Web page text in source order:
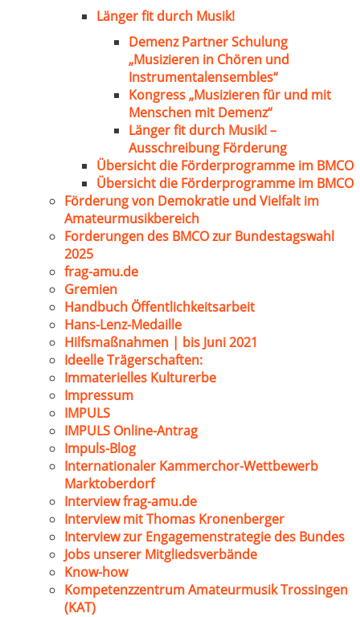
Länger fit durch Musik!
Demenz Partner Schulung
„Musizieren in Chören und
Instrumentalensembles“
Kongress „Musizieren für und mit
Menschen mit Demenz“
Länger fit durch Musik! –
Ausschreibung Förderung
Übersicht die Förderprogramme im BMCO
Übersicht die Förderprogramme im BMCO
Förderung von Demokratie und Vielfalt im
Amateurmusikbereich
Forderungen des BMCO zur Bundestagswahl
2025
frag-amu.de
Gremien
Handbuch Öffentlichkeitsarbeit
Hans-Lenz-Medaille
Hilfsmaßnahmen | bis Juni 2021
Ideelle Trägerschaften:
Immaterielles Kulturerbe
Impressum
IMPULS
IMPULS Online-Antrag
Impuls-Blog
Internationaler Kammerchor-Wettbewerb
Marktoberdorf
Interview frag-amu.de
Interview mit Thomas Kronenberger
Interview zur Engagemenstrategie des Bundes
Jobs unserer Mitgliedsverbände
Know-how
Kompetenzzentrum Amateurmusik Trossingen
(KAT)